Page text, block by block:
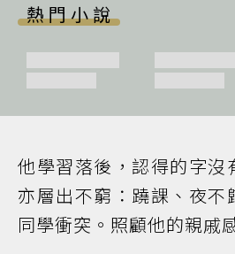
熱門小說
他學習落後，認得的字沒
亦層出不窮：蹺課、夜不
同學衝突。照顧他的親戚